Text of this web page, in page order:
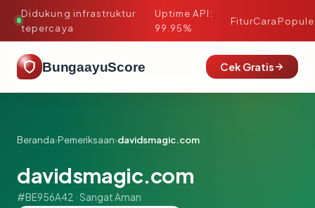
Didukung infrastruktur
tepercaya
·
Uptime API:
99.95%
FiturCara
BungaayuScore Cek Gratis
Beranda›Pemeriksaan›davidsmagic.com
davidsmagic.com
#BE956A42 · Sangat Aman